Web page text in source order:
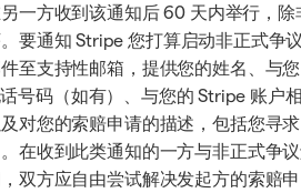
一方收到该通知后 60 天内举行，除
要通知 Stripe 您打算启动非正式争
至支持性邮箱，提供您的姓名、与
号码（如有）、与您的 Stripe 账户
对您的索赔申请的描述，包括您寻
在收到此类通知的一方与非正式争
双方应自由尝试解决发起方的索赔申